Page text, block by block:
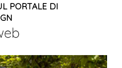
PORTALE DI